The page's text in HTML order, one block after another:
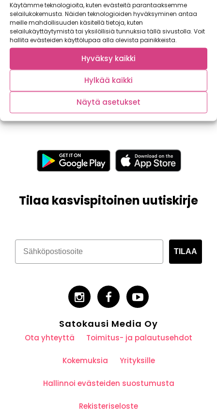
Käytämme teknologioita, kuten evästeitä parantaaksemme
selailukokemusta. Näiden teknologioiden hyväksyminen antaa
meille mahdollisuuden käsitellä tietoja, kuten
selailukäyttäytymistä tai yksilöllisiä tunnuksia tällä sivustolla. Voit
hallita evästeiden käyttölupaa alla olevista painikkeista.
Hyväksy kaikki
Hylkää kaikki
Näytä asetukset
Folaattia ruokavalioosi
Parsakaali, nokkonen, pinaatti, ruusukaali ja kukkakaali –
mikä näitä kasviksia yhdistää? Vastaus on folaatti,...
Tilaa kasvispitoinen uutiskirje
TILAA
Satokausi Media Oy
Ota yhteyttä Toimitus- ja palautusehdot
Kokemuksia Yrityksille
Hallinnoi evästeiden suostumusta
Rekisteriseloste